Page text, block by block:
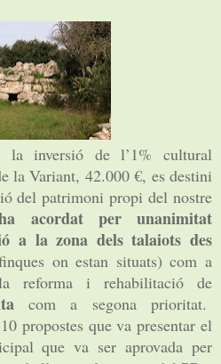
la inversió de l’1% cultural
la Variant, 42.000 €, es destini
del patrimoni propi del nostre
acordat per unanimitat
a la zona dels talaiots des
on estan situats) com a
reforma i rehabilitació de
com a segona prioritat.
propostes que va presentar el
que va ser aprovada per